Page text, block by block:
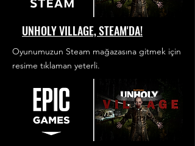
UNHOLY VILLAGE, STEAM'DA!
Oyunumuzun Steam mağazasına gitmek için
resime tıklaman yeterli.